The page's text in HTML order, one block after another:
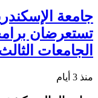
جامعة
تستعرضان
الجامعات
منذ 3 أيام